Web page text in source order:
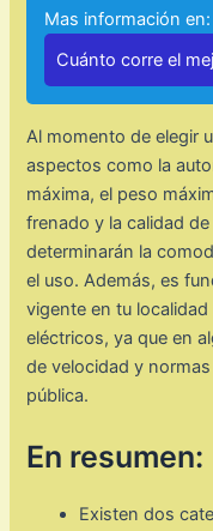
Mas información en:
Cuánto corre el
Al momento de elegir
aspectos como la
máxima, el peso
frenado y la calidad
determinarán la
el uso. Además, es
vigente en tu
eléctricos, ya que en
de velocidad y
pública.
En resumen:
Existen dos